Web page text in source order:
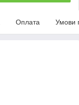
Оплата Умови